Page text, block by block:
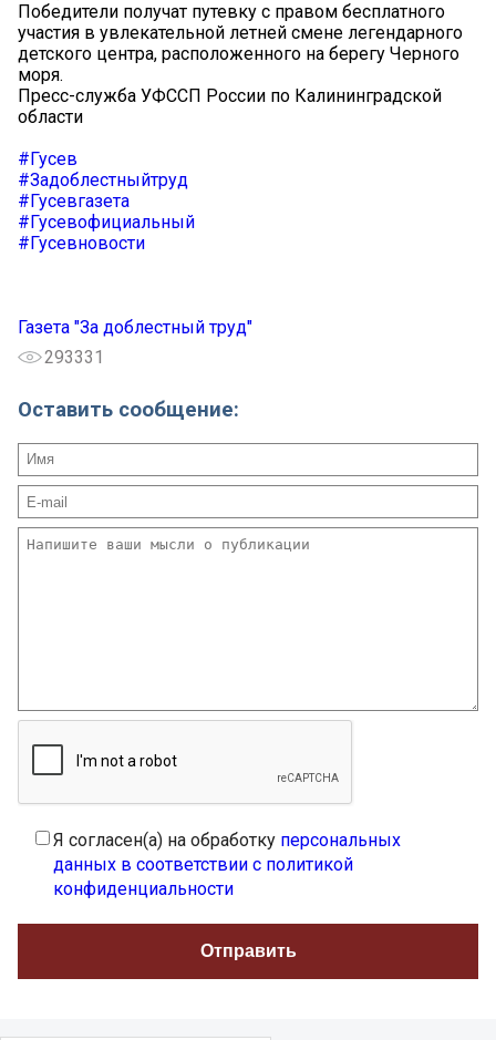
Победители получат путевку с правом бесплатного
участия в увлекательной летней смене легендарного
детского центра, расположенного на берегу Черного
моря.
Пресс-служба УФССП России по Калининградской
области
#Гусев
#Задоблестныйтруд
#Гусевгазета
#Гусевофициальный
#Гусевновости
Газета "За доблестный труд"
293331
Оставить сообщение:
Я согласен(а) на обработку персональных
данных в соответствии с политикой
конфиденциальности